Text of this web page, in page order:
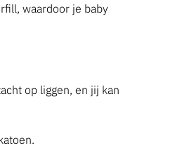
waardoor je baby
op liggen, en jij kan